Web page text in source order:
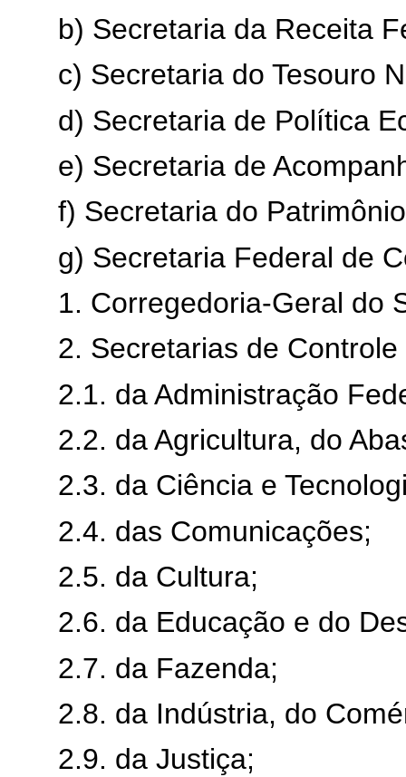
b) Secretaria da Receita
c) Secretaria do Tesouro
d) Secretaria de Política
e) Secretaria de
f) Secretaria do
g) Secretaria Federal de
1. Corregedoria-Geral do
2. Secretarias de
2.1. da Administração
2.2. da Agricultura, do
2.3. da Ciência e
2.4. das Comunicações;
2.5. da Cultura;
2.6. da Educação e do
2.7. da Fazenda;
2.8. da Indústria, do
2.9. da Justiça;